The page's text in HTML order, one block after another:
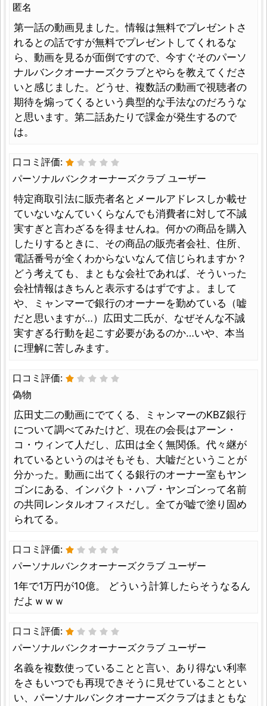
匿名
第一話の動画見ました。情報は無料でプレゼントさ
れるとの話ですが無料でプレゼントしてくれるな
ら、動画を見るが面倒ですので、今すぐそのパーソ
ナルバンクオーナーズクラブとやらを教えてくださ
いと感じました。どうせ、複数話の動画で視聴者の
期待を煽ってくるという典型的な手法なのだろうな
と思います。第二話あたりで課金が発生するので
は。
口コミ評価:
パーソナルバンクオーナーズクラブ ユーザー
特定商取引法に販売者名とメールアドレスしか載せ
ていないなんていくらなんでも消費者に対して不誠
実すぎと言わざるを得ませんね。何かの商品を購入
したりするときに、その商品の販売者会社、住所、
電話番号が全くわからないなんて信じられますか？
どう考えても、まともな会社であれば、そういった
会社情報はきちんと表示するはずですよ。まして
や、ミャンマーで銀行のオーナーを勤めている（嘘
だと思いますが…）広田丈二氏が、なぜそんな不誠
実すぎる行動を起こす必要があるのか…いや、本当
に理解に苦しみます。
口コミ評価:
偽物
広田丈二の動画にでてくる、ミャンマーのKBZ銀行
について調べてみたけど、現在の会長はアーン・
コ・ウィンて人だし、広田は全く無関係。代々継が
れているというのはそもそも、大嘘だということが
分かった。動画に出てくる銀行のオーナー室もヤン
ゴンにある、インパクト・ハブ・ヤンゴンって名前
の共同レンタルオフィスだし。全てが嘘で塗り固め
られてる。
口コミ評価:
パーソナルバンクオーナーズクラブ ユーザー
1年で1万円が10億。 どういう計算したらそうなるん
だよｗｗｗ
口コミ評価:
パーソナルバンクオーナーズクラブ ユーザー
名義を複数使っていることと言い、あり得ない利率
をさもいつでも再現できそうに見せていることとい
い、パーソナルバンクオーナーズクラブはまともな